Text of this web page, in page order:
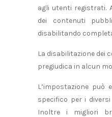
agli utenti registrati.
dei contenuti
disabilitando
La disabilitazione dei
pregiudica in alcun
L’impostazione può
specifico per i
Inoltre i migliori